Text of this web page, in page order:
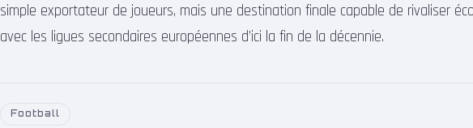
simple exportateur de joueurs, mais une destination finale capable de rivaliser
avec les ligues secondaires européennes d’ici la fin de la décennie.
Football